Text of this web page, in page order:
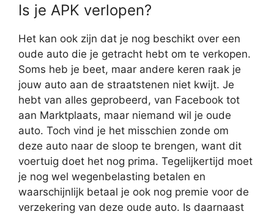
Is je APK verlopen?
Het kan ook zijn dat je nog beschikt over een
oude auto die je getracht hebt om te verkopen.
Soms heb je beet, maar andere keren raak je
jouw auto aan de straatstenen niet kwijt. Je
hebt van alles geprobeerd, van Facebook tot
aan Marktplaats, maar niemand wil je oude
auto. Toch vind je het misschien zonde om
deze auto naar de sloop te brengen, want dit
voertuig doet het nog prima. Tegelijkertijd moet
je nog wel wegenbelasting betalen en
waarschijnlijk betaal je ook nog premie voor de
verzekering van deze oude auto. Is daarnaast